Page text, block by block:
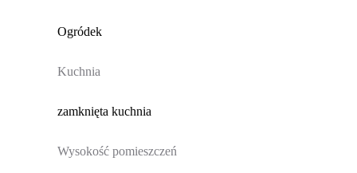
Ogródek
Kuchnia
zamknięta kuchnia
Wysokość pomieszczeń